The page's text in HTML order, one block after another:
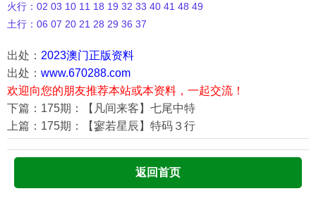
火行：02 03 10 11 18 19 32 33 40 41 48 49
土行：06 07 20 21 28 29 36 37
出处： 2023澳门正版资料
出处： www.670288.com
欢迎向您的朋友推荐本站或本资料，一起交流！
下篇：175期：【凡间来客】七尾中特
上篇：175期：【寥若星辰】特码３行
返回首页